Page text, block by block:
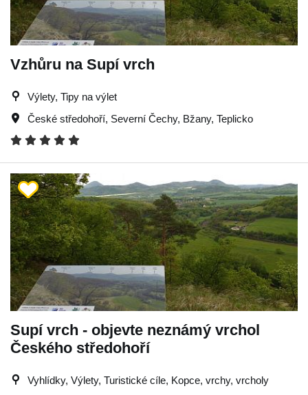
Vzhůru na Supí vrch
Výlety, Tipy na výlet
České středohoří, Severní Čechy, Bžany, Teplicko
Supí vrch - objevte neznámý vrchol
Českého středohoří
Vyhlídky, Výlety, Turistické cíle, Kopce, vrchy, vrcholy